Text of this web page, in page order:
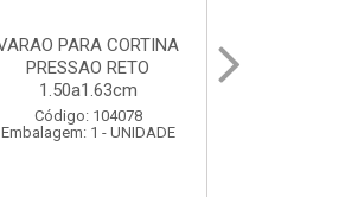
VARAL PARA TETO
MAXEB ACO 1.40m
Código: 104086
Embalagem: 1 - UNIDADE